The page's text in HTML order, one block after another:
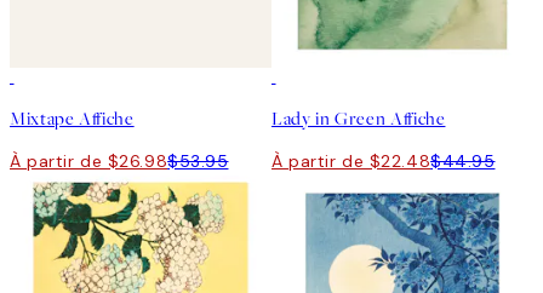
Mixtape Affiche
À partir de $26.98$53.95
Lady in Green Affiche
À partir de $22.48$44.95